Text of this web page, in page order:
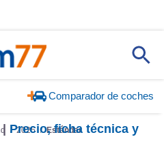
Comparador de coches
2025 Estándar
Precio, ficha técnica y